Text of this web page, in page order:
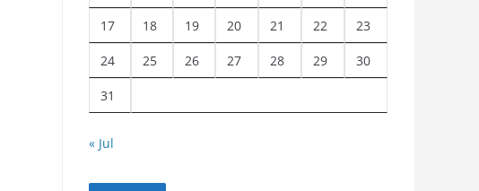
17 18 19 20 21 22 23
24 25 26 27 28 29 30
31
« Jul